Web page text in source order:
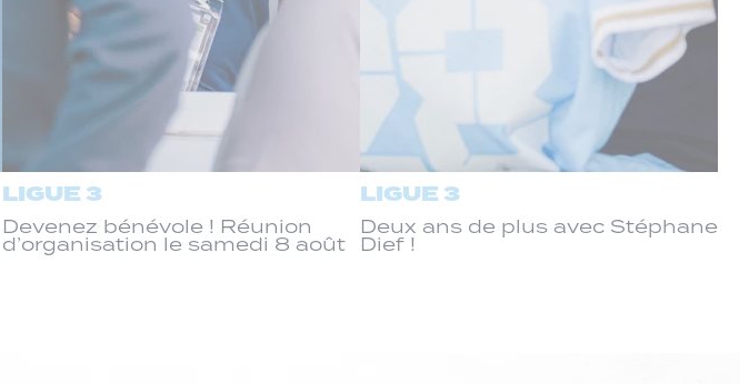
LIGUE 3
Devenez bénévole ! Réunion
d’organisation le samedi 8 août
LIGUE 3
Deux ans de plus avec Stéphane
Dief !